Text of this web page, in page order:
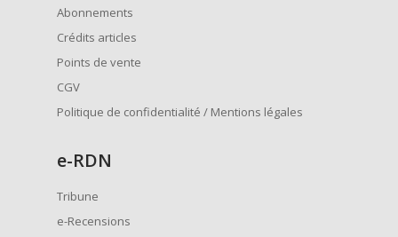
Abonnements
Crédits articles
Points de vente
CGV
Politique de confidentialité / Mentions légales
e-RDN
Tribune
e-Recensions